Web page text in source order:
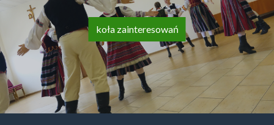
koła zainteresowań